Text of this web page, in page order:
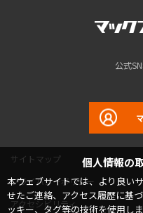
個人情報の
本ウェブサイトでは、より良い
せたご連絡、アクセス履歴に基
ッキー、タグ等の技術を使用し
公式
サイトマップ
プライバシーポリシー
アクセシビリティ